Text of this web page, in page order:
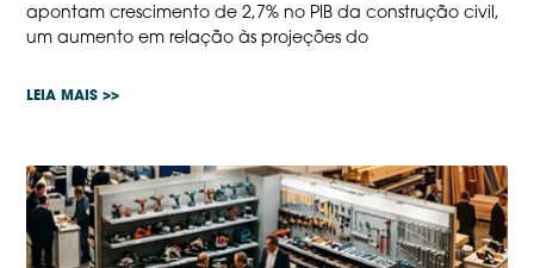
apontam crescimento de 2,7% no PIB da construção civil,
um aumento em relação às projeções do
LEIA MAIS >>